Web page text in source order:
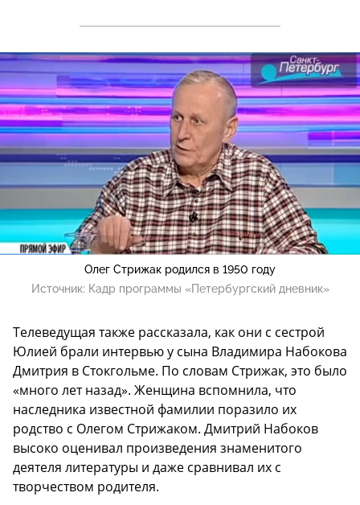
Олег Стрижак родился в 1950 году
Источник: Кадр программы «Петербургский дневник»
Телеведущая также рассказала, как они с сестрой
Юлией брали интервью у сына Владимира Набокова
Дмитрия в Стокгольме. По словам Стрижак, это было
«много лет назад». Женщина вспомнила, что
наследника известной фамилии поразило их
родство с Олегом Стрижаком. Дмитрий Набоков
высоко оценивал произведения знаменитого
деятеля литературы и даже сравнивал их с
творчеством родителя.